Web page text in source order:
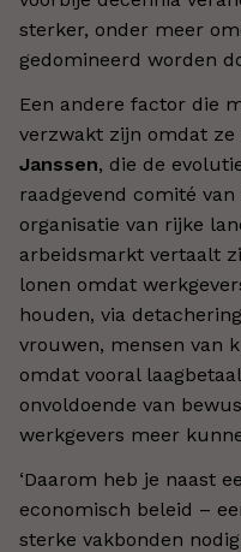
sterker, onder meer
gedomineerd worden
Een andere factor die
verzwakt zijn omdat
Janssen, die de
raadgevend comité van
organisatie van rijke
arbeidsmarkt vertaalt
lonen omdat
houden, via
vrouwen, mensen van
omdat vooral
onvoldoende van
werkgevers meer
‘Daarom heb je naast
economisch beleid –
sterke vakbonden